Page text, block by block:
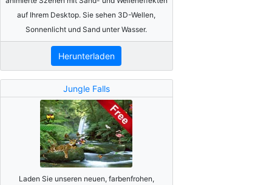
auf Ihrem Desktop. Sie sehen 3D-Wellen,
Sonnenlicht und Sand unter Wasser.
Herunterladen
Jungle Falls
Laden Sie unseren neuen, farbenfrohen,